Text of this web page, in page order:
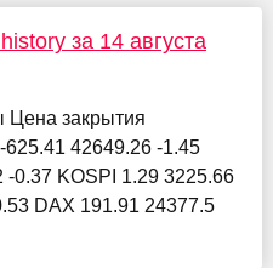
за 14 августа
Цена закрытия
42649.26 -1.45
-0.37 KOSPI 1.29 3225.66
DAX 191.91 24377.5